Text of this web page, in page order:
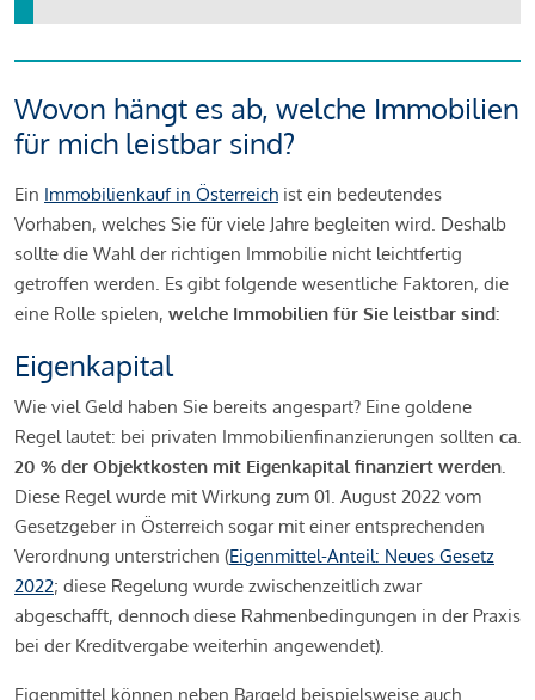
Wovon hängt es ab, welche Immobilien
für mich leistbar sind?
Ein Immobilienkauf in Österreich ist ein bedeutendes
Vorhaben, welches Sie für viele Jahre begleiten wird. Deshalb
sollte die Wahl der richtigen Immobilie nicht leichtfertig
getroffen werden. Es gibt folgende wesentliche Faktoren, die
eine Rolle spielen, welche Immobilien für Sie leistbar sind:
Eigenkapital
Wie viel Geld haben Sie bereits angespart? Eine goldene
Regel lautet: bei privaten Immobilienfinanzierungen sollten ca.
20 % der Objektkosten mit Eigenkapital finanziert werden.
Diese Regel wurde mit Wirkung zum 01. August 2022 vom
Gesetzgeber in Österreich sogar mit einer entsprechenden
Verordnung unterstrichen (Eigenmittel-Anteil: Neues Gesetz
2022; diese Regelung wurde zwischenzeitlich zwar
abgeschafft, dennoch diese Rahmenbedingungen in der Praxis
bei der Kreditvergabe weiterhin angewendet).
Eigenmittel können neben Bargeld beispielsweise auch